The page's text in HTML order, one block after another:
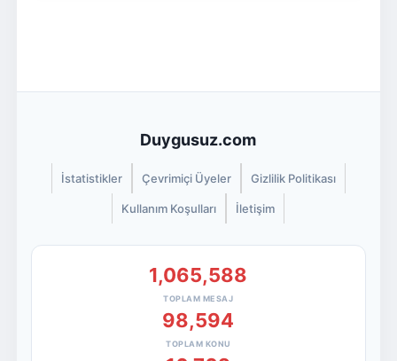
Duygusuz.com
İstatistikler Çevrimiçi Üyeler Gizlilik Politikası
Kullanım Koşulları İletişim
1,065,588
TOPLAM MESAJ
98,594
TOPLAM KONU